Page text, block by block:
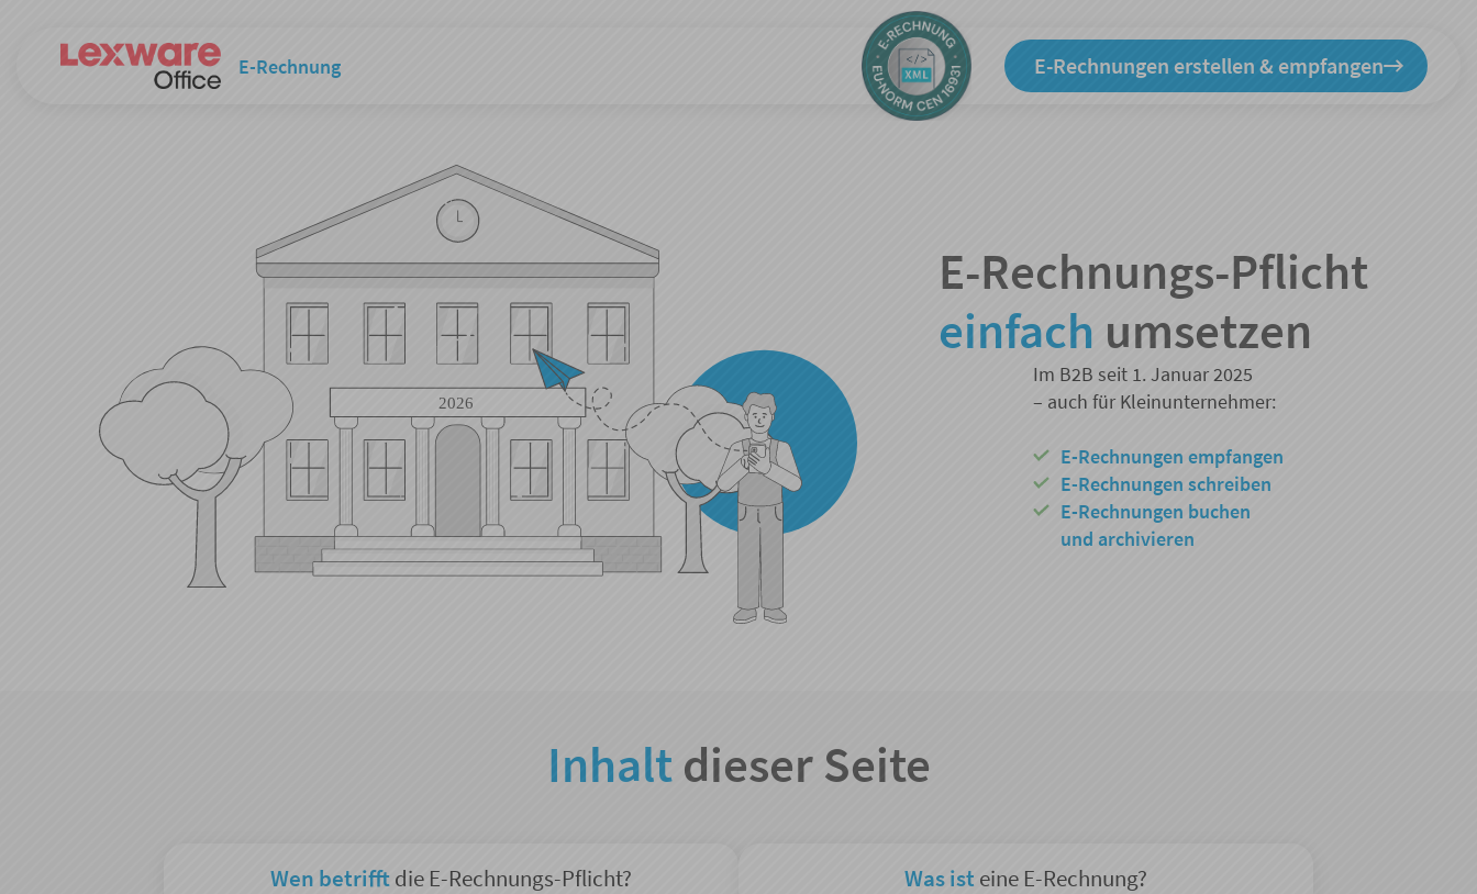
E-Rechnung E-Rechnungen erstellen & empfangen
E-Rechnungs-Pflicht
einfach umsetzen
Im B2B seit 1. Januar 2025
– auch für Kleinunternehmer:
E-Rechnungen empfangen
E-Rechnungen schreiben
E-Rechnungen buchen
und archivieren
Inhaltdieser Seite
Wen betrifftdie E-Rechnungs-Pflicht? Was ist eine E-Rechnung?